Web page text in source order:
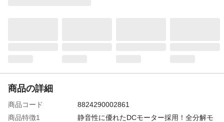
商品の詳細
商品コード
8824290002861
商品特徴1
静音性に優れたDCモーター採用！全分解モ